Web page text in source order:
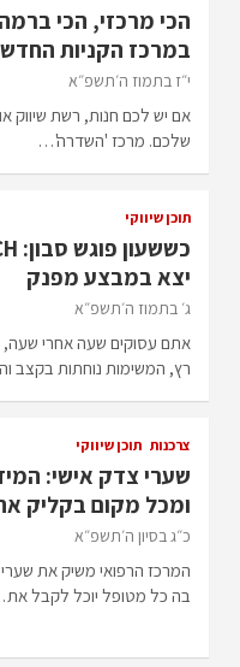
הכי מרכזי, הכי
במרכז הקניות
י״ז בתמוז ה׳תשפ״א
אם יש לכם חנות, רשת
שלכם. מרכז 'השדרה'…
תוכן שיווקי
יצא במבצע מפנק
ג׳ בתמוז ה׳תשפ״א
אתם עסוקים שעה אחרי שעה,
רץ, המשימות נוחתות בקצב
צרכנות תוכן שיווקי
שערי צדק אישי:
ומכל מקום בקליק
כ״ג בסיון ה׳תשפ״א
המרכז הרפואי משיק את
בה כל מטופל יוכל לקבל